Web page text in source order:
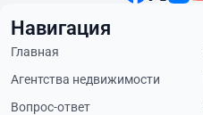
Навигация
Главная
Агентства недвижимости
Вопрос-ответ